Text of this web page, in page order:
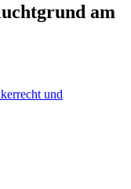
am
und